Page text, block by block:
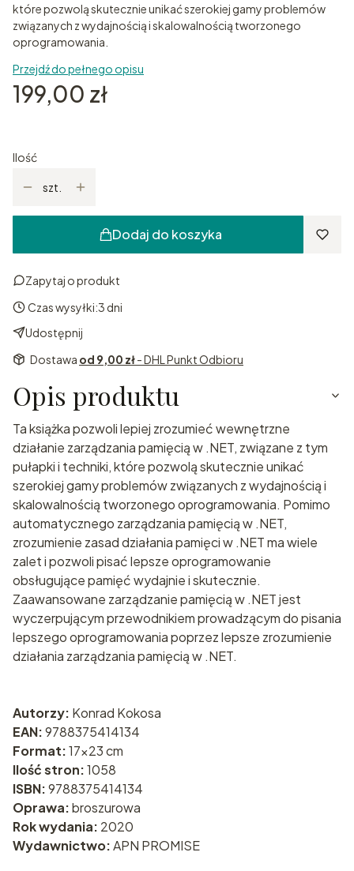
które pozwolą skutecznie unikać szerokiej gamy problemów
związanych z wydajnością i skalowalnością tworzonego
oprogramowania.
Przejdź do pełnego opisu
Cena
199,00 zł
Ilość
szt.
Dodaj do koszyka
Zapytaj o produkt
Czas wysyłki:3 dni
Udostępnij
Dostawa od 9,00 zł- DHL Punkt Odbioru
Opis produktu
Ta książka pozwoli lepiej zrozumieć wewnętrzne
działanie zarządzania pamięcią w .NET, związane z tym
pułapki i techniki, które pozwolą skutecznie unikać
szerokiej gamy problemów związanych z wydajnością i
skalowalnością tworzonego oprogramowania. Pomimo
automatycznego zarządzania pamięcią w .NET,
zrozumienie zasad działania pamięci w .NET ma wiele
zalet i pozwoli pisać lepsze oprogramowanie
obsługujące pamięć wydajnie i skutecznie.
Zaawansowane zarządzanie pamięcią w .NET jest
wyczerpującym przewodnikiem prowadzącym do pisania
lepszego oprogramowania poprzez lepsze zrozumienie
działania zarządzania pamięcią w .NET.
Autorzy: Konrad Kokosa
EAN:9788375414134
Format:17x23 cm
Ilość stron:1058
ISBN:9788375414134
Oprawa:broszurowa
Rok wydania: 2020
Wydawnictwo:APN PROMISE